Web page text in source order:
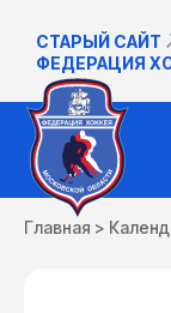
СТАРЫЙ САЙТ
ФЕДЕРАЦИЯ
Главная >